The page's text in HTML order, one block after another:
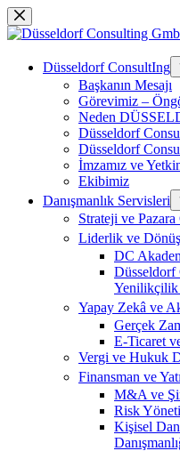
跳
过
Düsseldorf ConsultIng
Başkanın Mesajı
Görevimiz –
Neden
Düsseldorf
Düsseldorf
İmzamız ve
Ekibimiz
Danışmanlık Servisleri
Strateji ve
Liderlik ve
DC
Yenilikçilik
Yapay Zekâ ve
Gerçek
E-Ticaret
Vergi ve Hukuk
Finansman ve
M&A ve
Risk
Kişisel